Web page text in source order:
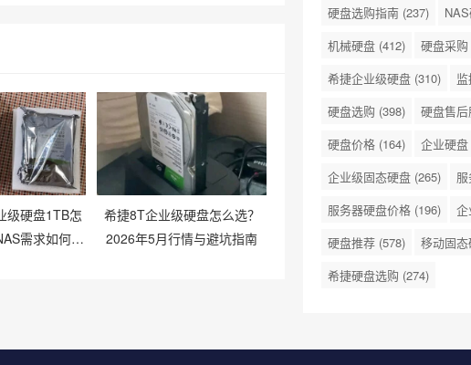
级硬盘1TB怎
需求如何兼
希捷8T企业级硬盘怎么选？
2026年5月行情与避坑指南
硬盘选购指南 (237)
机械硬盘 (412) 硬盘采购
希捷企业级硬盘 (310)
硬盘选购 (398) 硬盘售
硬盘价格 (164) 企业硬盘
企业级固态硬盘 (265)
服务器硬盘价格 (196)
硬盘推荐 (578) 移动固
希捷硬盘选购 (274)